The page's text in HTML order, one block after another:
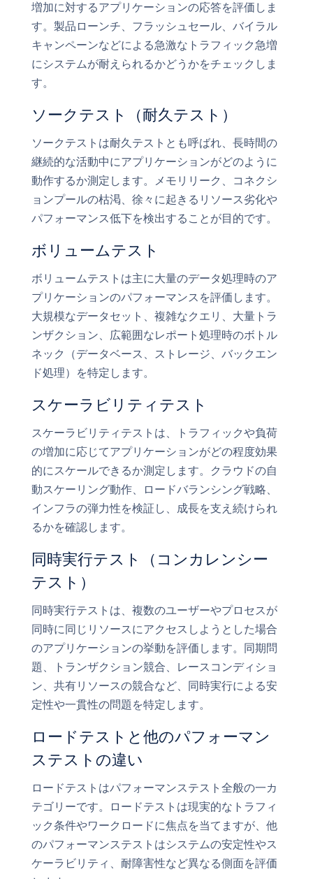
増加に対するアプリケーションの応答を評価しま
す。製品ローンチ、フラッシュセール、バイラル
キャンペーンなどによる急激なトラフィック急増
にシステムが耐えられるかどうかをチェックしま
す。
ソークテスト（耐久テスト）
ソークテストは耐久テストとも呼ばれ、長時間の
継続的な活動中にアプリケーションがどのように
動作するか測定します。メモリリーク、コネクシ
ョンプールの枯渇、徐々に起きるリソース劣化や
パフォーマンス低下を検出することが目的です。
ボリュームテスト
ボリュームテストは主に大量のデータ処理時のア
プリケーションのパフォーマンスを評価します。
大規模なデータセット、複雑なクエリ、大量トラ
ンザクション、広範囲なレポート処理時のボトル
ネック（データベース、ストレージ、バックエン
ド処理）を特定します。
スケーラビリティテスト
スケーラビリティテストは、トラフィックや負荷
の増加に応じてアプリケーションがどの程度効果
的にスケールできるか測定します。クラウドの自
動スケーリング動作、ロードバランシング戦略、
インフラの弾力性を検証し、成長を支え続けられ
るかを確認します。
同時実行テスト（コンカレンシー
テスト）
同時実行テストは、複数のユーザーやプロセスが
同時に同じリソースにアクセスしようとした場合
のアプリケーションの挙動を評価します。同期問
題、トランザクション競合、レースコンディショ
ン、共有リソースの競合など、同時実行による安
定性や一貫性の問題を特定します。
ロードテストと他のパフォーマン
ステストの違い
ロードテストはパフォーマンステスト全般の一カ
テゴリーです。ロードテストは現実的なトラフィ
ック条件やワークロードに焦点を当てますが、他
のパフォーマンステストはシステムの安定性やス
ケーラビリティ、耐障害性など異なる側面を評価